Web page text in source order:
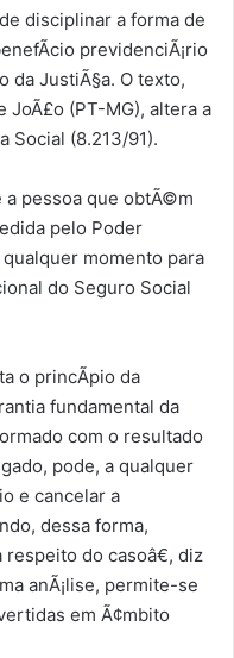
disciplinar a forma de
previdenciÃ¡rio
da JustiÃ§a. O texto,
(PT-MG), altera a
Social (8.213/91).
a pessoa que obtÃ©m
pelo Poder
momento para
do Seguro Social
o princÃ­pio da
fundamental da
com o resultado
pode, a qualquer
e cancelar a
dessa forma,
do casoâ€, diz
anÃ¡lise, permite-se
em Ã¢mbito